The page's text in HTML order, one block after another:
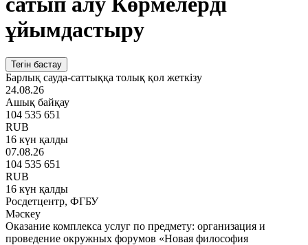
ұйымдастыру
Тегін бастау
Барлық сауда-саттыққа толық қол жеткізу
24.08.26
Ашық байқау
104 535 651
RUB
16 күн қалды
07.08.26
104 535 651
RUB
16 күн қалды
Росдетцентр, ФГБУ
Мәскеу
Оказание комплекса услуг по предмету: организация и
проведение окружных форумов «Новая философия